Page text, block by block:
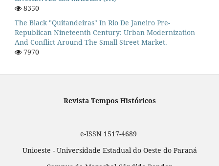
8350
The Black "quitandeiras" In Rio De Janeiro Pre-
Republican Nineteenth Century: Urban Modernization
And Conflict Around The Small Street Market.
7970
Revista Tempos Históricos
e-ISSN 1517-4689
Unioeste - Universidade Estadual do Oeste do Paraná